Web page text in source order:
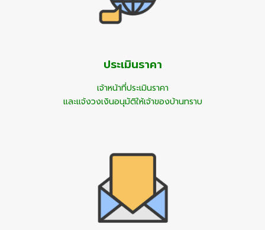
ประเมินราคา
เจ้าหน้าที่ประเมินราคา
และแจ้งวงเงินอนุมัติให้เจ้าของบ้านทราบ